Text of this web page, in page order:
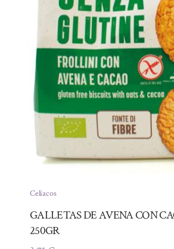
Celíacos
GALLETAS DE AVENA CON
250GR